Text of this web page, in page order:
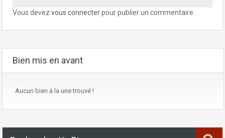
Vous devez vous connecterpour publier un commentaire.
Bien mis en avant
Aucun bien à la une trouvé !